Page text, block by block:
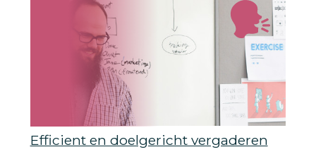
Efficient en doelgericht vergaderen